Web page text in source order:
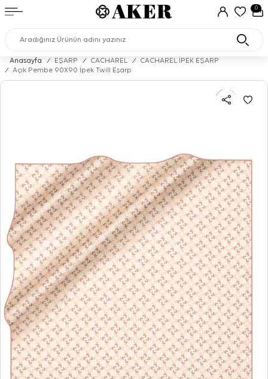
0
Anasayfa / EŞARP / CACHAREL /
CACHAREL İPEK EŞARP
/
Açık Pembe 90X90 İpek Twill Eşarp